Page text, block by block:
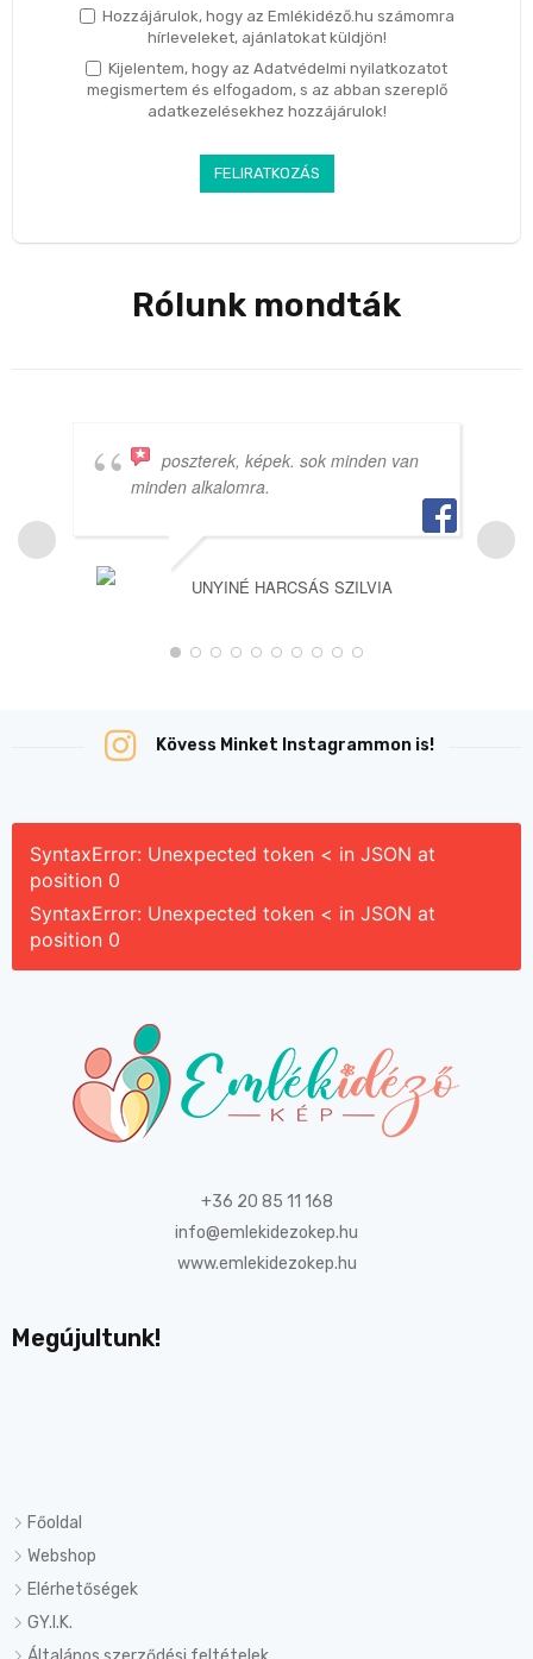
Hozzájárulok, hogy az Emlékidéző.hu számomra
hírleveleket, ajánlatokat küldjön!
Kijelentem, hogy az Adatvédelmi nyilatkozatot
megismertem és elfogadom, s az abban szereplő
adatkezelésekhez hozzájárulok!
Rólunk mondták
poszterek, képek. sok minden van
minden alkalomra.
UNYINÉ HARCSÁS SZILVIA
Kövess Minket Instagrammon is!
SyntaxError: Unexpected token < in JSON at
position 0
SyntaxError: Unexpected token < in JSON at
position 0
+36 20 85 11 168
info@emlekidezokep.hu
www.emlekidezokep.hu
Megújultunk!
Főoldal
Webshop
Elérhetőségek
GY.I.K.